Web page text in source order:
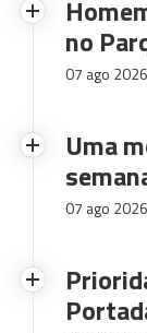
no
07 ago 2026
Uma
07 ago 2026